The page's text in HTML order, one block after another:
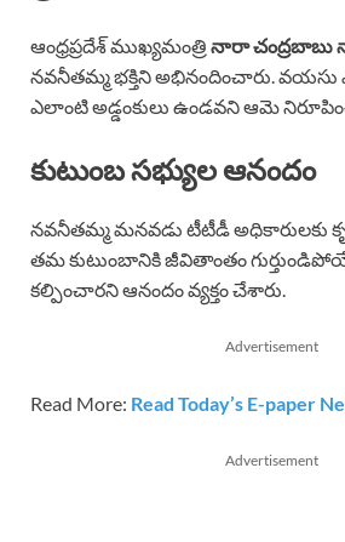
ఆంధ్రప్రదేశ్ ముఖ్యమంత్రి నారా చంద్రబాబు
నవనీతమ్మ భక్తిని అభినందించారు. వయసు
ఎలాంటి అడ్డంకులు ఉండవని ఆమె
కుటుంబ సభ్యుల ఆనందం
నవనీతమ్మ మనవడు టీటీడీ అధికారులకు
తమ కుటుంబానికి జీవితాంతం
కల్పించారని ఆనందం వ్యక్తం చేశారు.
Advertisement
Read More: Read Today’s E-paper
Advertisement